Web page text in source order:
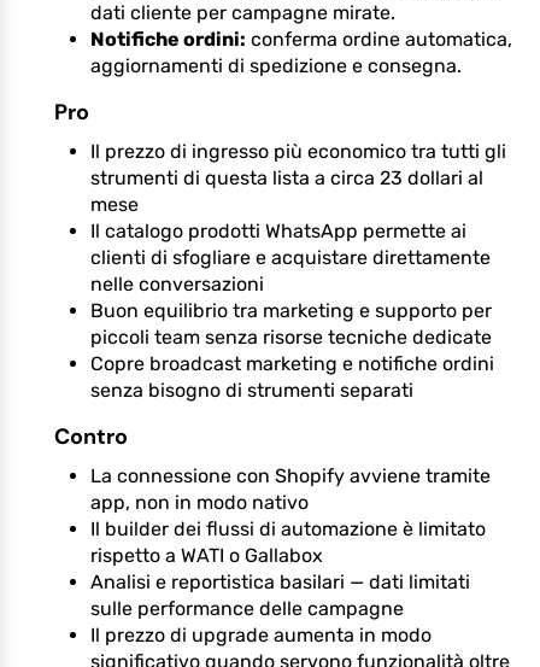
dati cliente per campagne mirate.
Notifiche ordini: conferma ordine automatica,
aggiornamenti di spedizione e consegna.
Pro
Il prezzo di ingresso più economico tra tutti gli
strumenti di questa lista a circa 23 dollari al
mese
Il catalogo prodotti WhatsApp permette ai
clienti di sfogliare e acquistare direttamente
nelle conversazioni
Buon equilibrio tra marketing e supporto per
piccoli team senza risorse tecniche dedicate
Copre broadcast marketing e notifiche ordini
senza bisogno di strumenti separati
Contro
La connessione con Shopify avviene tramite
app, non in modo nativo
Il builder dei flussi di automazione è limitato
rispetto a WATI o Gallabox
Analisi e reportistica basilari — dati limitati
sulle performance delle campagne
Il prezzo di upgrade aumenta in modo
significativo quando servono funzionalità oltre